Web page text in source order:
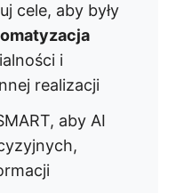
cele, aby były
i
realizacji
aby AI